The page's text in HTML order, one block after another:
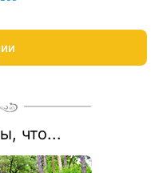
В подарок — 2
и гостиной с камином.
терм». Трансфер на
31 июля 2026 года. Если
цена рассчитывается со
забронируем отдых по
что...